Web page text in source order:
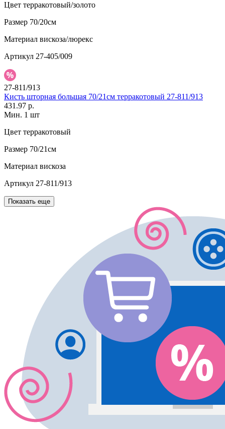
Цвет терракотовый/золото
Размер 70/20см
Материал вискоза/люрекс
Артикул 27-405/009
27-811/913
Кисть шторная большая 70/21см терракотовый 27-811/913
431.97 р.
Мин. 1 шт
Цвет терракотовый
Размер 70/21см
Материал вискоза
Артикул 27-811/913
Показать еще